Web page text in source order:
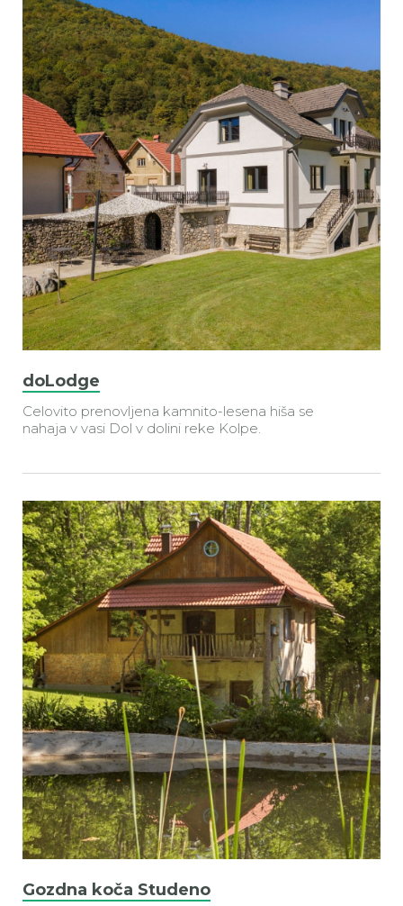
doLodge
Celovito prenovljena kamnito-lesena hiša se
nahaja v vasi Dol v dolini reke Kolpe.
Gozdna koča Studeno